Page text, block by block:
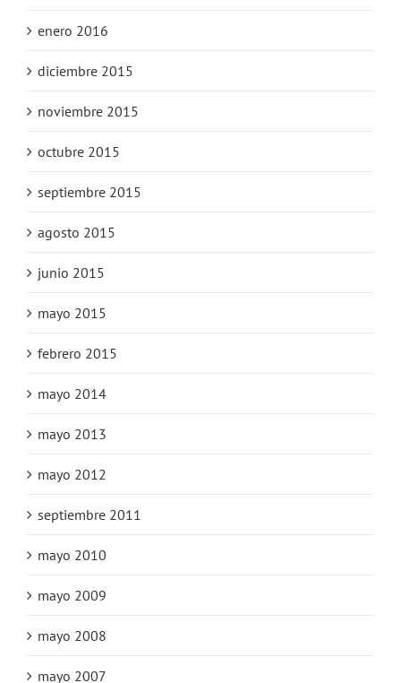
enero 2016
diciembre 2015
noviembre 2015
octubre 2015
septiembre 2015
agosto 2015
junio 2015
mayo 2015
febrero 2015
mayo 2014
mayo 2013
mayo 2012
septiembre 2011
mayo 2010
mayo 2009
mayo 2008
mayo 2007